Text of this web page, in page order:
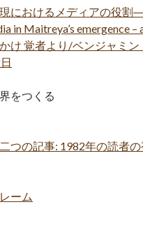
におけるメディアの役割
in Maitreya’s emergence
け 覚者より/ベンジャミ
をつくる
つの記事: 1982年の読者
ーム